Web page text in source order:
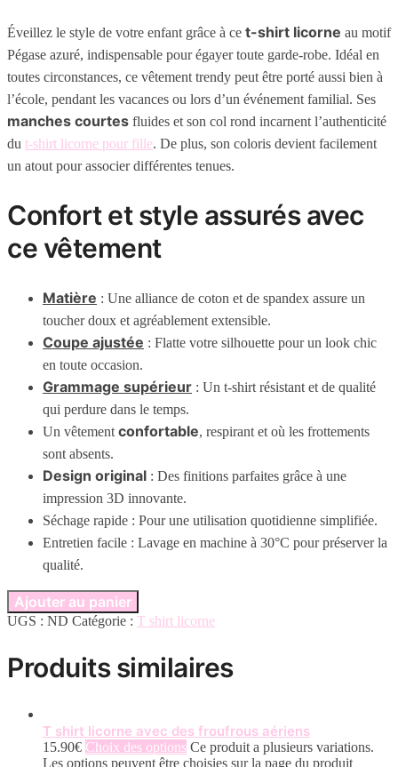
Éveillez le style de votre enfant grâce à ce t-shirt licorne au motif
Pégase azuré, indispensable pour égayer toute garde-robe. Idéal en
toutes circonstances, ce vêtement trendy peut être porté aussi bien à
l’école, pendant les vacances ou lors d’un événement familial. Ses
manches courtes fluides et son col rond incarnent l’authenticité
du t-shirt licorne pour fille. De plus, son coloris devient facilement
un atout pour associer différentes tenues.
Confort et style assurés avec
ce vêtement
Matière : Une alliance de coton et de spandex assure un
toucher doux et agréablement extensible.
Coupe ajustée : Flatte votre silhouette pour un look chic
en toute occasion.
Grammage supérieur : Un t-shirt résistant et de qualité
qui perdure dans le temps.
Un vêtement confortable, respirant et où les frottements
sont absents.
Design original : Des finitions parfaites grâce à une
impression 3D innovante.
Séchage rapide : Pour une utilisation quotidienne simplifiée.
Entretien facile : Lavage en machine à 30°C pour préserver la
qualité.
Ajouter au panier
UGS : ND Catégorie : T shirt licorne
Produits similaires
T shirt licorne avec des froufrous aériens
15.90€ Choix des options Ce produit a plusieurs variations.
Les options peuvent être choisies sur la page du produit